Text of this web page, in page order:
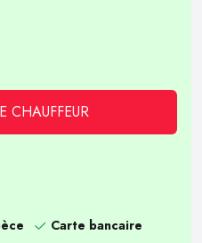
CHAUFFEUR
Carte bancaire